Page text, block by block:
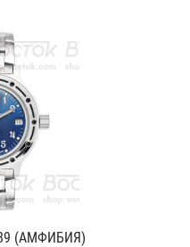
(АМФИБИЯ)